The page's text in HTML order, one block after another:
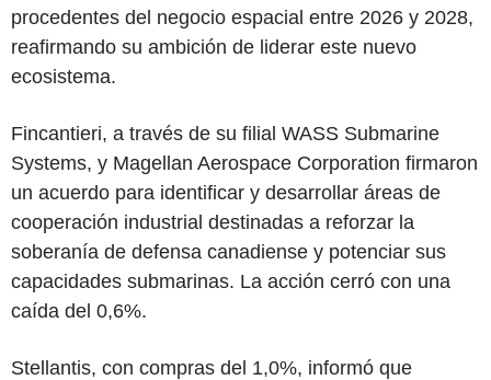
procedentes del negocio espacial entre 2026 y 2028,
reafirmando su ambición de liderar este nuevo
ecosistema.
Fincantieri, a través de su filial WASS Submarine
Systems, y Magellan Aerospace Corporation firmaron
un acuerdo para identificar y desarrollar áreas de
cooperación industrial destinadas a reforzar la
soberanía de defensa canadiense y potenciar sus
capacidades submarinas. La acción cerró con una
caída del 0,6%.
Stellantis, con compras del 1,0%, informó que